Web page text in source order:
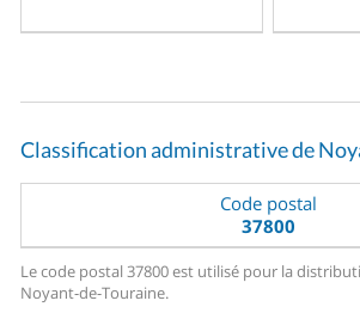
Classification administrative de
Code postal
37800
Le code postal 37800 est utilisé pour la
Noyant-de-Touraine.